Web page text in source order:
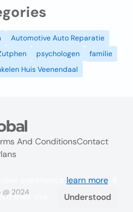
Automotive Auto Reparatie
psychologen
familie
Huis Veenendaal
And ConditionsContact
@ 2024
learn more. If
their use.
Understood